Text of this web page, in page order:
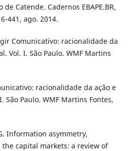
Catende. Cadernos EBAPE.BR,
441, ago. 2014.
Comunicativo: racionalidade da
Vol. I. São Paulo. WMF Martins
racionalidade da ação e
São Paulo. WMF Martins Fontes,
Information asymmetry,
capital markets: a review of